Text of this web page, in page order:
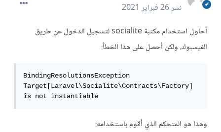
نشر26 فبراير 2021
أحاول استخدام مكتبة socialite لتسجيل الدخول عن طريق
الفيسبوك، ولكن أحصل على هذا الخطأ:
BindingResolutionsException
Target[Laravel\Socialite\Contracts\Factory]
is not instantiable
وهذا هو المتحكم الذي أقوم باستخدامه: